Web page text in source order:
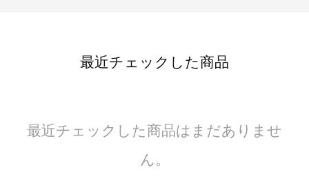
最近チェックした商品
最近チェックした商品はまだありませ
ん。